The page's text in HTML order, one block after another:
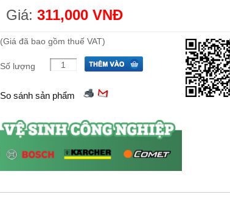
Giá:311,000 VNĐ
(Giá đã bao gồm thuế VAT)
Số lượng
So sánh sản phẩm